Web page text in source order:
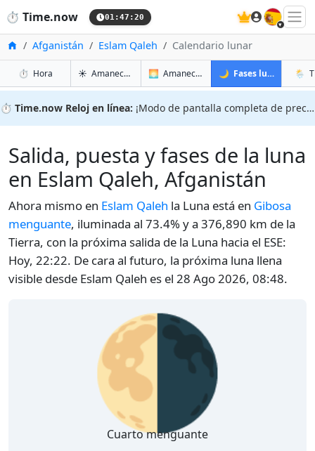
⏱️ Time.now 01:47:21 🇪🇸
InicioAfganistán Eslam Qaleh Calendario lunar
⏱️ Horaen Eslam Qaleh
☀️ Amanecer y atardecer en Eslam Qaleh
🌅 Amanecer y atardecer mañana en
🌙 Fases lunares en
🌦️
⏱️ Time.now Reloj en línea: ¡Modo de pantalla completa de precisión!
Salida, puesta y fases de la luna
en Eslam Qaleh, Afganistán
Ahora mismo en Eslam Qaleh la Luna está en Gibosa
menguante, iluminada al 73.4% y a 376,890 km de la
Tierra, con la próxima salida de la Luna hacia el ESE:
Hoy, 22:22. De cara al futuro, la próxima luna llena
visible desde Eslam Qaleh es el 28 Ago 2026, 08:48.
🌗
Cuarto menguante